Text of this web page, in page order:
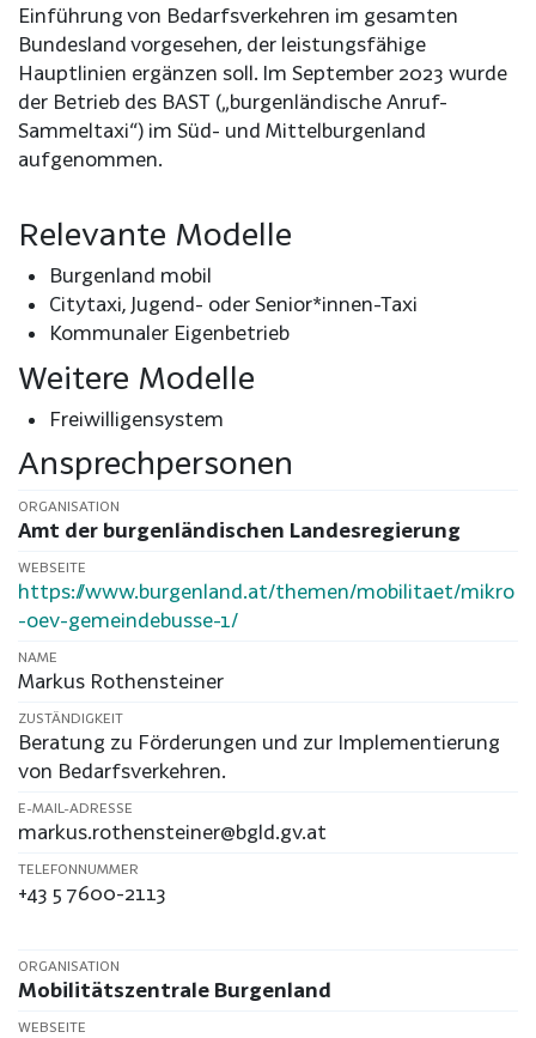
Einführung von Bedarfsverkehren im gesamten
Bundesland vorgesehen, der leistungsfähige
Hauptlinien ergänzen soll. Im September 2023 wurde
der Betrieb des BAST („burgenländische Anruf-
Sammeltaxi“) im Süd- und Mittelburgenland
aufgenommen.
Relevante Modelle
Burgenland mobil
Citytaxi, Jugend- oder Senior*innen-Taxi
Kommunaler Eigenbetrieb
Weitere Modelle
Freiwilligensystem
Ansprechpersonen
ORGANISATION
Amt der burgenländischen Landesregierung
WEBSEITE
https://www.burgenland.at/themen/mobilitaet/mikro
-oev-gemeindebusse-1/
NAME
Markus Rothensteiner
ZUSTÄNDIGKEIT
Beratung zu Förderungen und zur Implementierung
von Bedarfsverkehren.
E-MAIL-ADRESSE
markus.rothensteiner@bgld.gv.at
TELEFONNUMMER
+43 5 7600-2113
ORGANISATION
Mobilitätszentrale Burgenland
WEBSEITE